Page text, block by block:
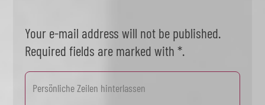
Your e-mail address will not be published.
Required fields are marked with *.